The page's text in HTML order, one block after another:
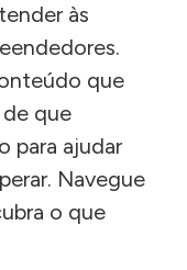
às
que
que
para ajudar
Navegue
o que